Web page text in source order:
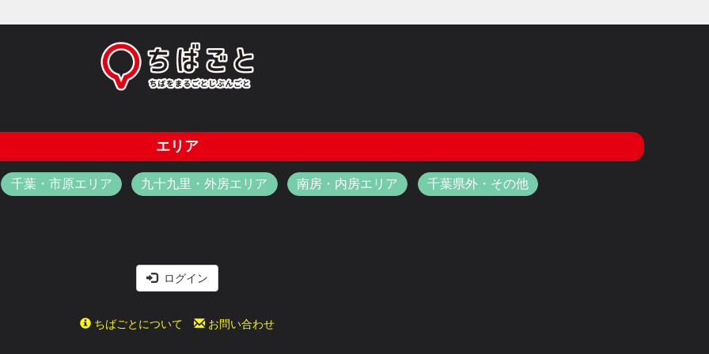
エリア
千葉・市原エリア 九十九里・外房エリア 南房・内房エリア 千葉県外・その他
ログイン
ちばごとについて お問い合わせ